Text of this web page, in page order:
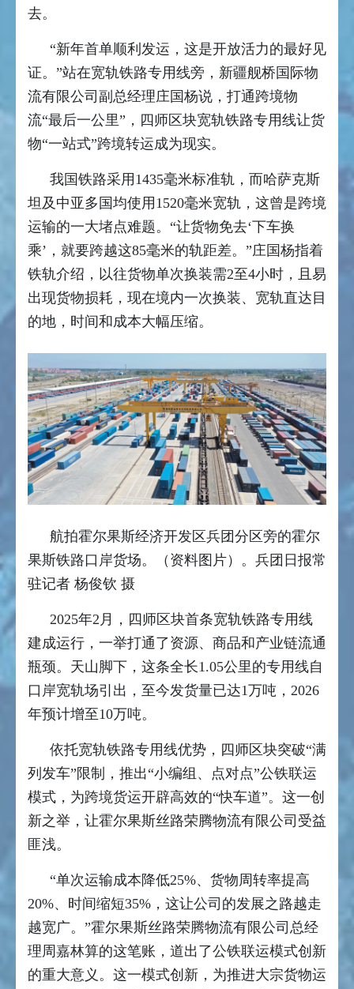
去。
“新年首单顺利发运，这是开放活力的最好见
证。”站在宽轨铁路专用线旁，新疆舰桥国际物
流有限公司副总经理庄国杨说，打通跨境物
流“最后一公里”，四师区块宽轨铁路专用线让货
物“一站式”跨境转运成为现实。
我国铁路采用1435毫米标准轨，而哈萨克斯
坦及中亚多国均使用1520毫米宽轨，这曾是跨境
运输的一大堵点难题。“让货物免去‘下车换
乘’，就要跨越这85毫米的轨距差。”庄国杨指着
铁轨介绍，以往货物单次换装需2至4小时，且易
出现货物损耗，现在境内一次换装、宽轨直达目
的地，时间和成本大幅压缩。
航拍霍尔果斯经济开发区兵团分区旁的霍尔
果斯铁路口岸货场。（资料图片）。兵团日报常
驻记者 杨俊钦 摄
2025年2月，四师区块首条宽轨铁路专用线
建成运行，一举打通了资源、商品和产业链流通
瓶颈。天山脚下，这条全长1.05公里的专用线自
口岸宽轨场引出，至今发货量已达1万吨，2026
年预计增至10万吨。
依托宽轨铁路专用线优势，四师区块突破“满
列发车”限制，推出“小编组、点对点”公铁联运
模式，为跨境货运开辟高效的“快车道”。这一创
新之举，让霍尔果斯丝路荣腾物流有限公司受益
匪浅。
“单次运输成本降低25%、货物周转率提高
20%、时间缩短35%，这让公司的发展之路越走
越宽广。”霍尔果斯丝路荣腾物流有限公司总经
理周嘉林算的这笔账，道出了公铁联运模式创新
的重大意义。这一模式创新，为推进大宗货物运